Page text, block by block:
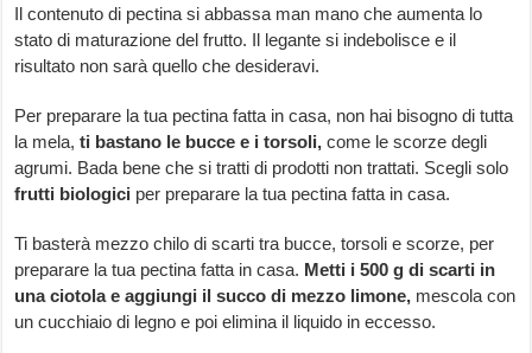
Il contenuto di pectina si abbassa man mano che aumenta lo
stato di maturazione del frutto. Il legante si indebolisce e il
risultato non sarà quello che desideravi.
Per preparare la tua pectina fatta in casa, non hai bisogno di tutta
la mela, ti bastano le bucce e i torsoli,come le scorze degli
agrumi. Bada bene che si tratti di prodotti non trattati. Scegli solo
frutti biologici per preparare la tua pectina fatta in casa.
Ti basterà mezzo chilo di scarti tra bucce, torsoli e scorze, per
preparare la tua pectina fatta in casa. Metti i 500 g di scarti in
una ciotola e aggiungi il succo di mezzo limone, mescola con
un cucchiaio di legno e poi elimina il liquido in eccesso.